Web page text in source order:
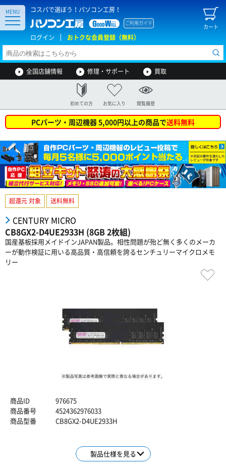
コスパで選ぼう！パソコン工房！
カート
ご利用ガイド
ログイン おトクな会員登録（無料）
MENU
全国店舗情報 修理・サポート 買取
初めての方 お気に入り 閲覧履歴
PCパーツ・周辺機器 5,000円以上の商品で送料無料
超還元 対象 送料無料
CENTURY MICRO
CB8GX2-D4UE2933H (8GB 2枚組)
国産基板採用メイドインJAPAN製品。相性問題が殆ど無く多くのメーカ
ーが動作検証に用いる高品質・高信頼を誇るセンチュリーマイクロメモ
リー
商品ID
976675
商品番号
4524362976033
商品型番
CB8GX2-D4UE2933H
製品仕様を見る